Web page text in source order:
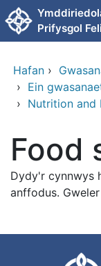
Neidio i'r prif
Prifysgol
Hafan ›
› Ein
› Nutrition and
Food
Dydy'r cynnwys
anffodus.